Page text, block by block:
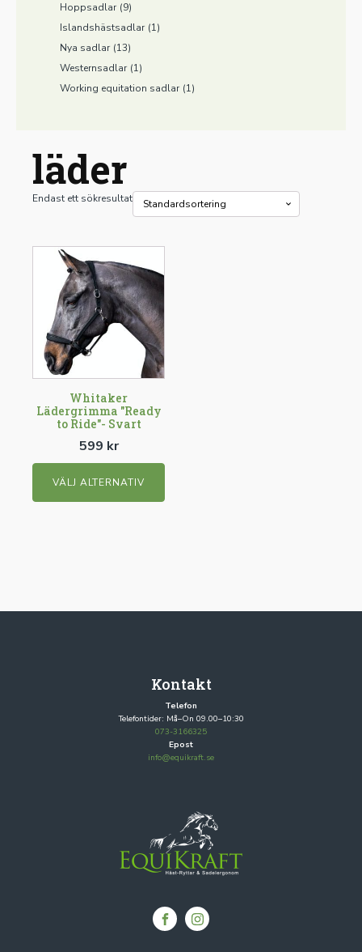
Hoppsadlar (9)
Islandshästsadlar (1)
Nya sadlar (13)
Westernsadlar (1)
Working equitation sadlar (1)
läder
Endast ett sökresultat
Whitaker
Lädergrimma "Ready
to Ride"- Svart
599 kr
VÄLJ ALTERNATIV
produkten
flera
varianter.
De
alternativen
produktsidan
Kontakt
Telefon
Telefontider: Må–On 09.00–10:30
073-3166325
Epost
info@equikraft.se